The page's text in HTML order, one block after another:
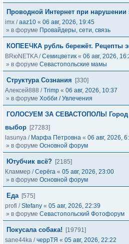
Проводной Интернет при нарушении
imx /aaz10 « 06 авг, 2026, 19:45
» в форуме Провайдеры, сети, связь
КОПЕЕЧКА рубль бережёт. Рецепты
BRюNETKA/Семицветик « 06 авг, 2026,
» в форуме Севастопольские мамы
Структура Сознания
[330]
Алексей888 /Trimp « 06 авг, 2026, 10:37
» в форуме Хобби / Увлечения
ГОЛОСУЕМ ЗА СЕВАСТОПОЛЬ! Город
выбор [27283]
lasunya / Марфа Петровна « 06 авг, 2026,
» в форуме Основной форум
Ютубчик всё? [2185]
Кламмер /Серёга « 05 авг, 2026, 23:00
» в форуме Основной форум
Еда [575]
profi /Stefany « 05 авг, 2026, 22:39
» в форуме Севастопольский Фотофорум
Покусала собака!
[19791]
sane44ka /черрТЯ « 05 авг, 2026, 22:22